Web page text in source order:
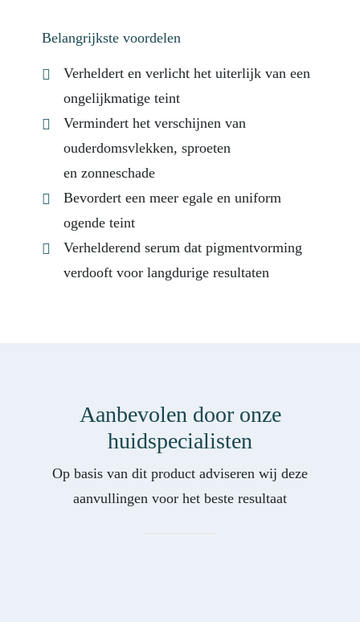
Belangrijkste voordelen
Verheldert en verlicht het uiterlijk van een
ongelijkmatige teint
Vermindert het verschijnen van
ouderdomsvlekken, sproeten
en zonneschade
Bevordert een meer egale en uniform
ogende teint
Verhelderend serum dat pigmentvorming
verdooft voor langdurige resultaten
Aanbevolen door onze
huidspecialisten
Op basis van dit product adviseren wij deze
aanvullingen voor het beste resultaat